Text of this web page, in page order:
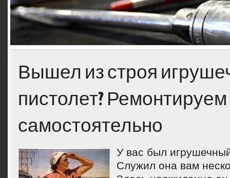
Вышел из строя
пистолет? Ремонтируем
самостоятельно
У вас был
Служил она вам